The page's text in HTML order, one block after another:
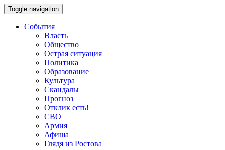
Toggle navigation
События
Власть
Общество
Острая ситуация
Политика
Образование
Культура
Скандалы
Прогноз
Отклик есть!
СВО
Армия
Афиша
Глядя из Ростова